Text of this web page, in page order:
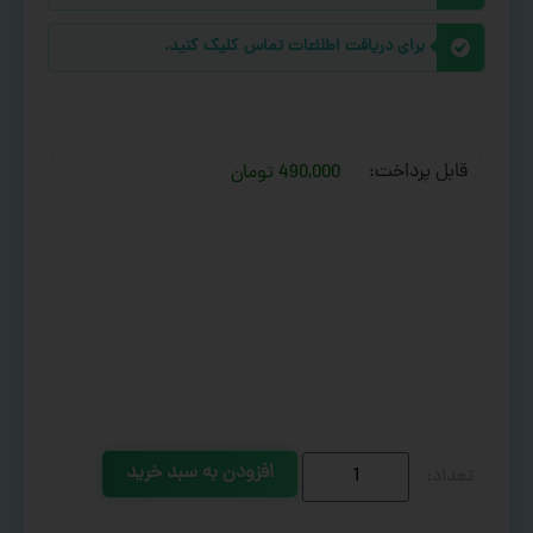
برای دریافت اطلاعات تماس کلیک کنید.
قابل پرداخت: 490,000 تومان
افزودن به سبد خرید